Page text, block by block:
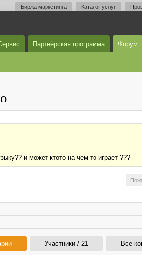
Биржа маркетинга Каталог услуг
Партнёрская программа Форум
и может ктото на чем то играет ???
Участники / 21 Все